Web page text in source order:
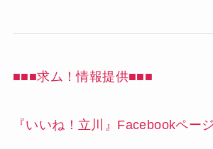
■■■求ム！情報提供■■■
『いいね！立川』Facebookペー